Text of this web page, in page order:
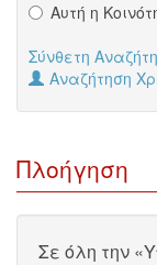
Αυτή η
Σύνθετη
Αναζήτηση
Πλοήγηση
Σε όλη την